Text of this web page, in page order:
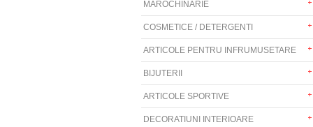
MAROCHINARIE
COSMETICE / DETERGENTI
ARTICOLE PENTRU INFRUMUSETARE
BIJUTERII
ARTICOLE SPORTIVE
DECORATIUNI INTERIOARE